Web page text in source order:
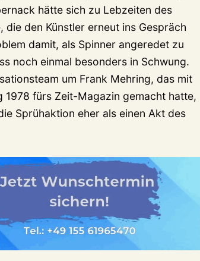
hätte sich zu Lebzeiten des
den Künstler erneut ins Gespräch
damit, als Spinner angeredet zu
noch einmal besonders in Schwung.
um Frank Mehring, das mit
1978 fürs Zeit-Magazin gemacht hatte,
Sprühaktion eher als einen Akt des